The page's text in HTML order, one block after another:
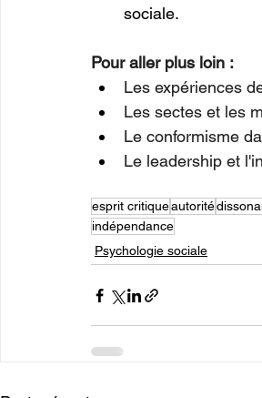
sociale.
Pour aller plus loin :
Les expériences
Les sectes et les
Le conformisme
Le leadership et
esprit critiqueautorité
indépendance
Psychologie sociale